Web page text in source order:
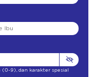
(0-9) dan karakter spesial